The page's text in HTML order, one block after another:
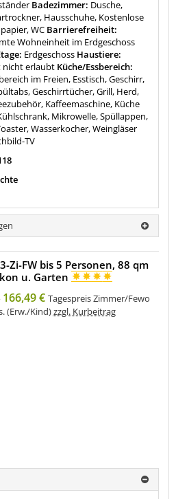
Badezimmer: Dusche,
Hausschuhe, Kostenlose
WC Barrierefreiheit:
Wohneinheit im Erdgeschoss
Erdgeschoss Haustiere:
nicht erlaubt Küche/Essbereich:
im Freien, Esstisch, Geschirr,
Geschirrtücher, Grill, Herd,
Kaffeemaschine, Küche
Mikrowelle, Spüllappen,
Wasserkocher, Weingläser
TV
Zi-FW bis 5 Personen, 88 qm
u. Garten
166,49 € Tagespreis Zimmer/Fewo
(Erw./Kind)zzgl. Kurbeitrag